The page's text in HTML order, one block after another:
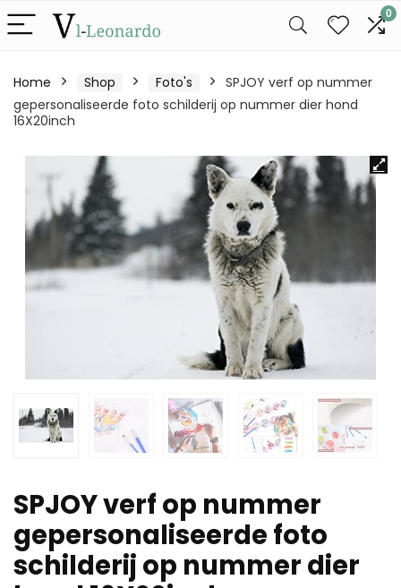
0
Home Shop Foto's
SPJOY verf op nummer
gepersonaliseerde foto schilderij op nummer dier hond
16X20inch
SPJOY verf op nummer
gepersonaliseerde foto
schilderij op nummer dier